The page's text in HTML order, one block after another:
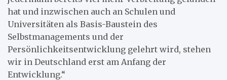
hat und inzwischen auch an Schulen und
Universitäten als Basis-Baustein des
Selbstmanagements und der
Persönlichkeitsentwicklung gelehrt wird, stehen
wir in Deutschland erst am Anfang der
Entwicklung.“